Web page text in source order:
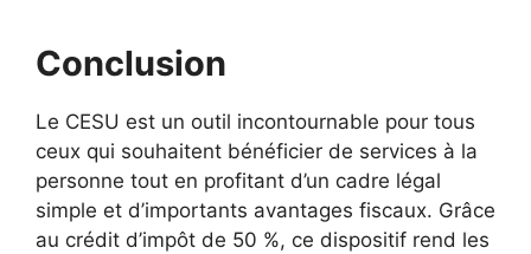
Conclusion
Le CESU est un outil incontournable pour tous
ceux qui souhaitent bénéficier de services à la
personne tout en profitant d’un cadre légal
simple et d’importants avantages fiscaux. Grâce
au crédit d’impôt de 50 %, ce dispositif rend les